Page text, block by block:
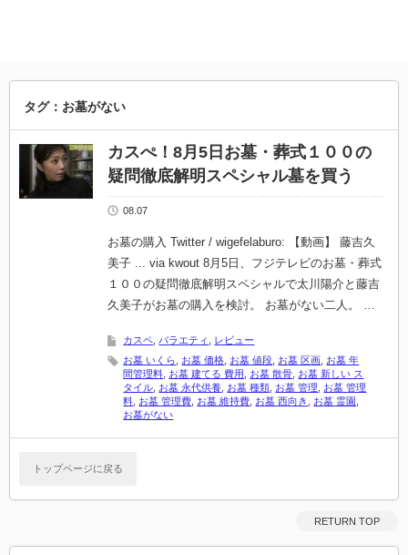
タグ：お墓がない
カスぺ！8月5日お墓・葬式１００の
疑問徹底解明スペシャル墓を買う
08.07
お墓の購入 Twitter / wigefelaburo: 【動画】 藤吉久
美子 ... via kwout 8月5日、フジテレビのお墓・葬式
１００の疑問徹底解明スペシャルで太川陽介と藤吉
久美子がお墓の購入を検討。 お墓がない二人。 …
カスペ バラエティ
レビュー
お墓 いくら
お墓 価格 お墓 値段 お墓 区画 お墓 年
間管理料 お墓 建てる 費用 お墓 散骨 お墓 新しい ス
タイル お墓 永代供養 お墓 種類 お墓 管理
お墓 管理
料 お墓 管理費 お墓 維持費 お墓 西向き お墓 霊園
お墓がない
トップページに戻る
RETURN TOP